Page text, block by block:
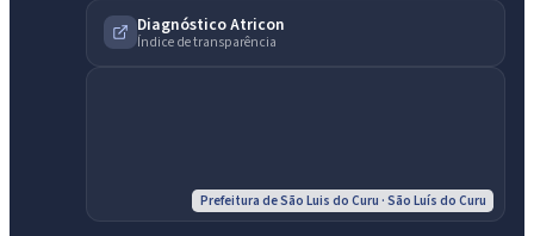
Diagnóstico Atricon
Índice de transparência
Prefeitura de São Luis do Curu · São Luís do Curu
IntGest AI
Assistente do Portal
Carta de serviços Diário Oficial